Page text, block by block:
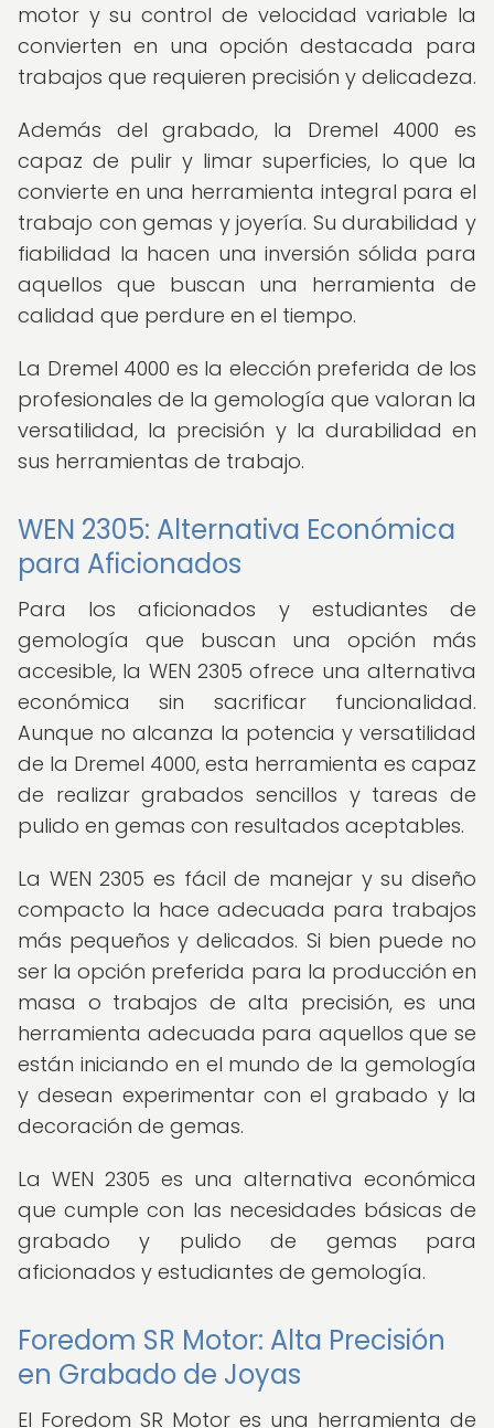
motor y su control de velocidad variable la
convierten en una opción destacada para
trabajos que requieren precisión y delicadeza.
Además del grabado, la Dremel 4000 es
capaz de pulir y limar superficies, lo que la
convierte en una herramienta integral para el
trabajo con gemas y joyería. Su durabilidad y
fiabilidad la hacen una inversión sólida para
aquellos que buscan una herramienta de
calidad que perdure en el tiempo.
La Dremel 4000 es la elección preferida de los
profesionales de la gemología que valoran la
versatilidad, la precisión y la durabilidad en
sus herramientas de trabajo.
WEN 2305: Alternativa Económica
para Aficionados
Para los aficionados y estudiantes de
gemología que buscan una opción más
accesible, la WEN 2305 ofrece una alternativa
económica sin sacrificar funcionalidad.
Aunque no alcanza la potencia y versatilidad
de la Dremel 4000, esta herramienta es capaz
de realizar grabados sencillos y tareas de
pulido en gemas con resultados aceptables.
La WEN 2305 es fácil de manejar y su diseño
compacto la hace adecuada para trabajos
más pequeños y delicados. Si bien puede no
ser la opción preferida para la producción en
masa o trabajos de alta precisión, es una
herramienta adecuada para aquellos que se
están iniciando en el mundo de la gemología
y desean experimentar con el grabado y la
decoración de gemas.
La WEN 2305 es una alternativa económica
que cumple con las necesidades básicas de
grabado y pulido de gemas para
aficionados y estudiantes de gemología.
Foredom SR Motor: Alta Precisión
en Grabado de Joyas
El Foredom SR Motor es una herramienta de